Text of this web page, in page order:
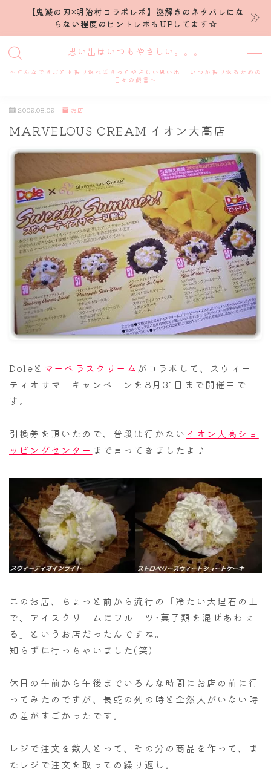
【鬼滅の刃×明治村コラボレポ】謎解きのネタバレにな
らない程度のヒントレポもUPしてます☆
思い出はいつもやさしい。。。
～どんなできごとも振り返ればきっとやさしい思い出 いつか振り返るための
日々の戯言～
MENU
プロフィール
謎解き
ホテル滞在記
舞台・ライブ
名古屋
ナナちゃん人形
2009.08.09 お店
MARVELOUS CREAM イオン大高店
Doleと マーベラスクリーム がコラボして、スウィー
ティオサマーキャンペーンを8月31日まで開催中で
す。
引換券を頂いたので、普段は行かない イオン大高ショ
ッピングセンター まで言ってきましたよ♪
このお店、ちょっと前から流行の「冷たい大理石の上
で、アイスクリームにフルーツ･菓子類を混ぜあわせ
る」というお店だったんですね。
知らずに行っちゃいました(笑)
休日の午前から午後までいろんな時間にお店の前に行
ってみたのですが、長蛇の列の時と全然人がいない時
の差がすごかったです。
レジで注文を数人とって、その分の商品を作って、ま
たレジで注文を取っての繰り返し。